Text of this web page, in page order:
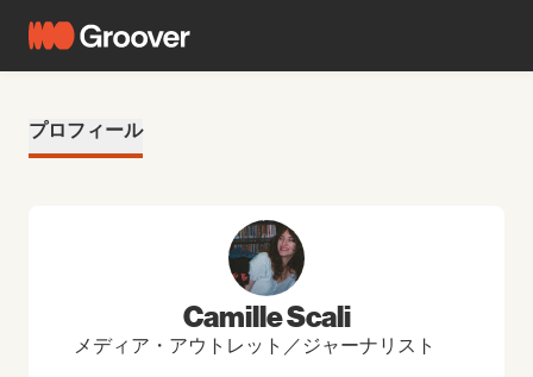
プロフィール
Camille Scali
メディア・アウトレット／ジャーナリスト